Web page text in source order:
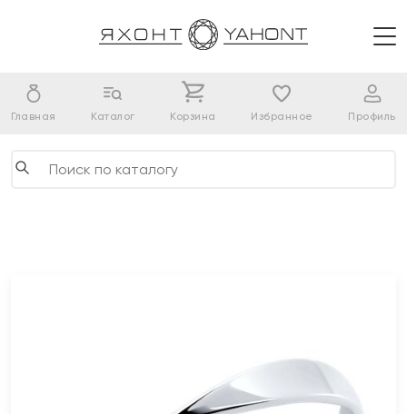
Главная Каталог Корзина Избранное Профиль